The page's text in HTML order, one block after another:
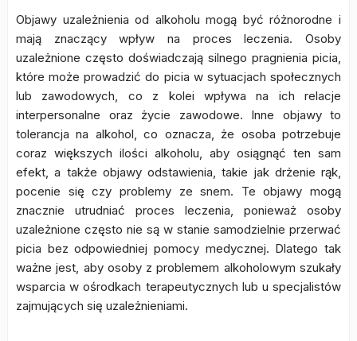
Objawy uzależnienia od alkoholu mogą być różnorodne i
mają znaczący wpływ na proces leczenia. Osoby
uzależnione często doświadczają silnego pragnienia picia,
które może prowadzić do picia w sytuacjach społecznych
lub zawodowych, co z kolei wpływa na ich relacje
interpersonalne oraz życie zawodowe. Inne objawy to
tolerancja na alkohol, co oznacza, że osoba potrzebuje
coraz większych ilości alkoholu, aby osiągnąć ten sam
efekt, a także objawy odstawienia, takie jak drżenie rąk,
pocenie się czy problemy ze snem. Te objawy mogą
znacznie utrudniać proces leczenia, ponieważ osoby
uzależnione często nie są w stanie samodzielnie przerwać
picia bez odpowiedniej pomocy medycznej. Dlatego tak
ważne jest, aby osoby z problemem alkoholowym szukały
wsparcia w ośrodkach terapeutycznych lub u specjalistów
zajmujących się uzależnieniami.